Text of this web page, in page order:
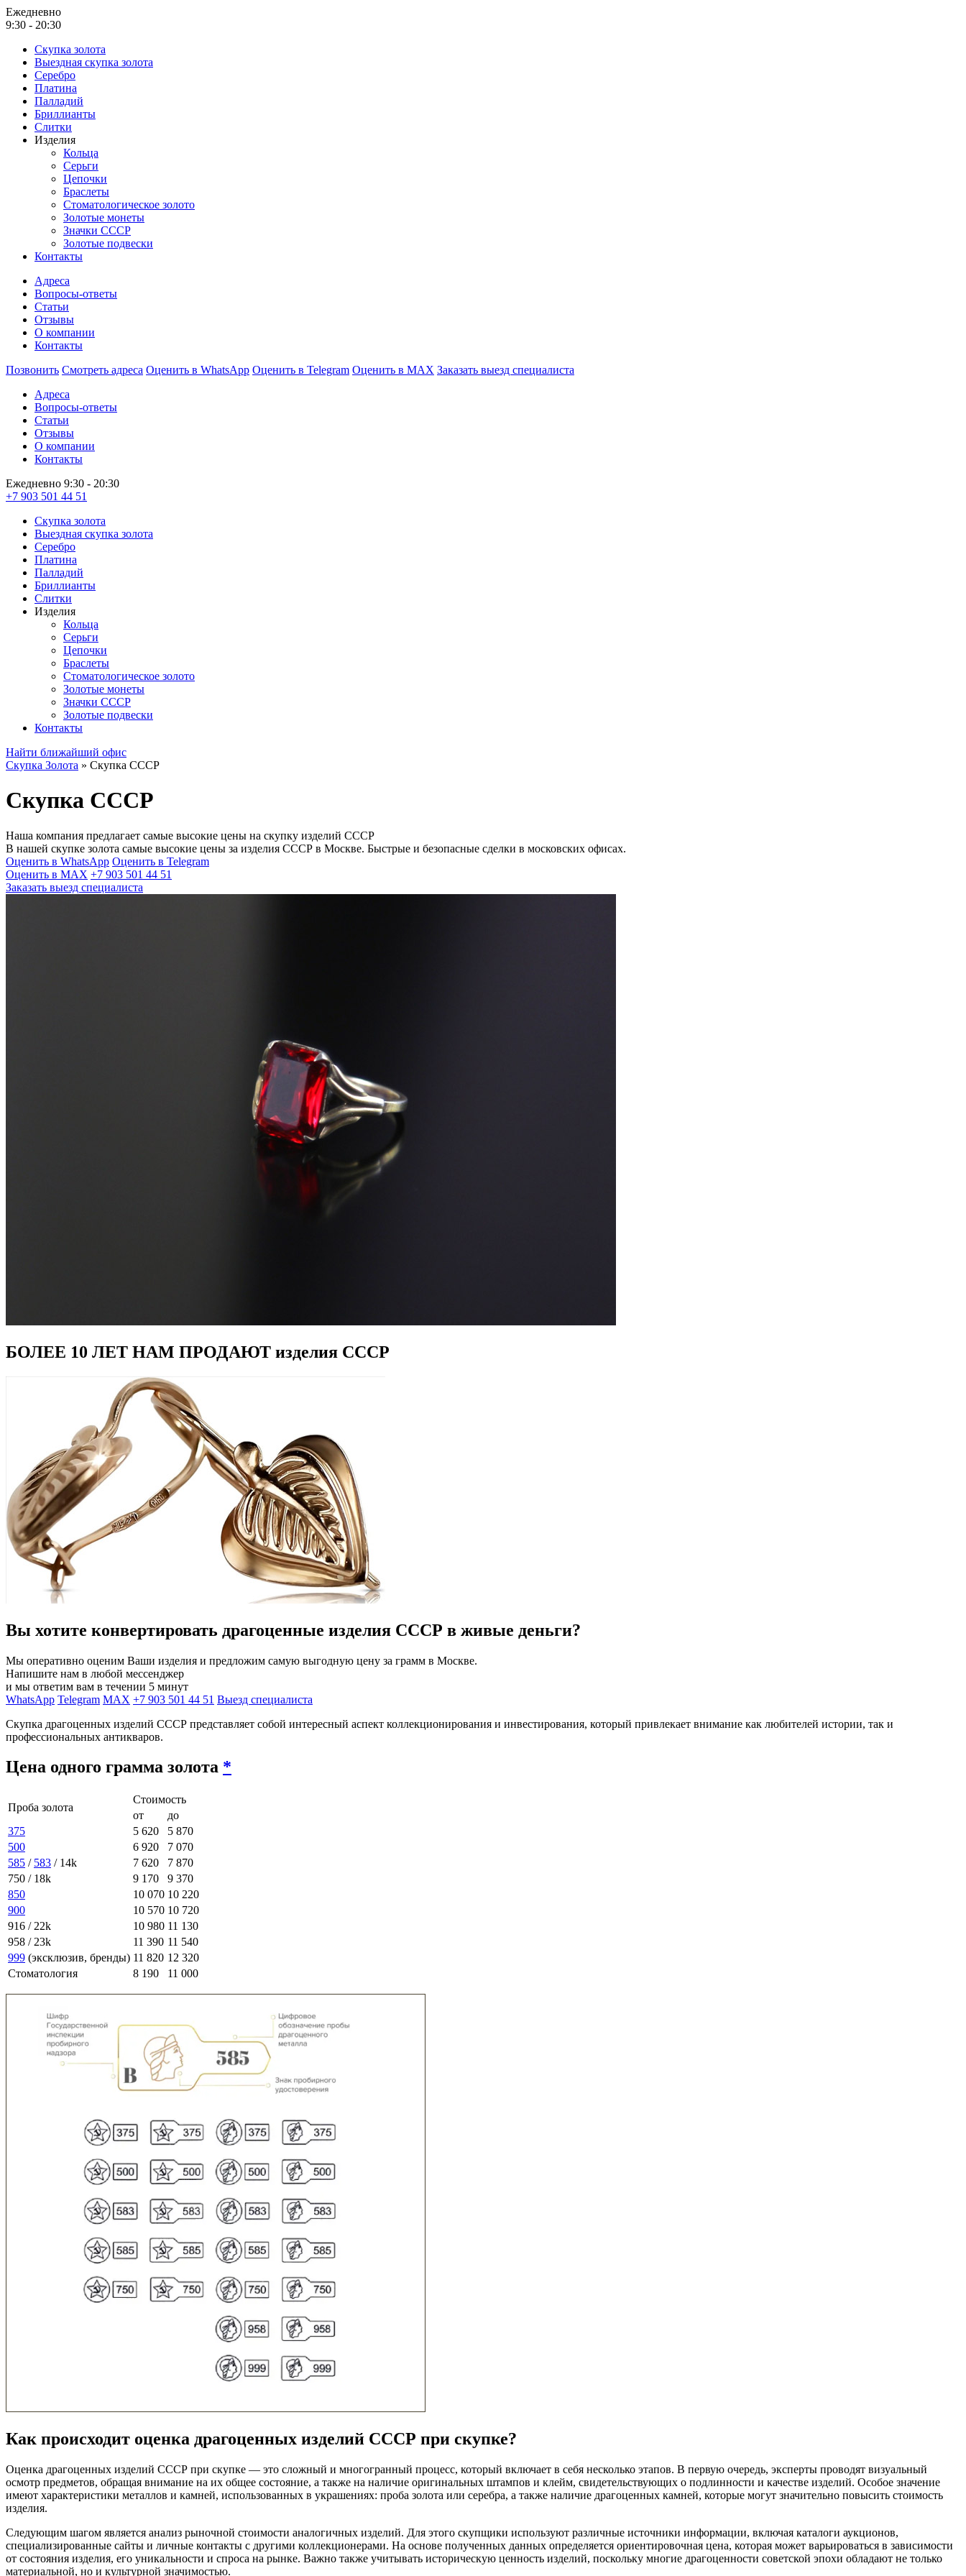
Ежедневно
9:30 - 20:30
Скупка золота
Выездная скупка золота
Серебро
Платина
Палладий
Бриллианты
Слитки
Изделия
Кольца
Серьги
Цепочки
Браслеты
Стоматологическое золото
Золотые монеты
Значки СССР
Золотые подвески
Контакты
Адреса
Вопросы-ответы
Статьи
Отзывы
О компании
Контакты
Позвонить Смотреть адреса Оценить в WhatsApp Оценить в Telegram Оценить в MAX Заказать выезд специалиста
Адреса
Вопросы-ответы
Статьи
Отзывы
О компании
Контакты
Ежедневно 9:30 - 20:30
+7 903 501 44 51
Скупка золота
Выездная скупка золота
Серебро
Платина
Палладий
Бриллианты
Слитки
Изделия
Кольца
Серьги
Цепочки
Браслеты
Стоматологическое золото
Золотые монеты
Значки СССР
Золотые подвески
Контакты
Найти ближайший офис
Скупка Золота » Скупка СССР
Скупка СССР
Наша компания предлагает самые высокие цены на скупку изделий СССР
В нашей скупке золота самые высокие цены за изделия СССР в Москве. Быстрые и безопасные сделки в московских офисах.
Оценить в WhatsApp Оценить в Telegram
Оценить в MAX +7 903 501 44 51
Заказать выезд специалиста
БОЛЕЕ 10 ЛЕТ НАМ ПРОДАЮТ изделия СССР
Вы хотите конвертировать драгоценные изделия СССР в живые деньги?
Мы оперативно оценим Ваши изделия и предложим самую выгодную цену за грамм в Москве.
Напишите нам в любой мессенджер
и мы ответим вам в течении 5 минут
WhatsApp Telegram MAX +7 903 501 44 51 Выезд специалиста
Скупка драгоценных изделий СССР представляет собой интересный аспект коллекционирования и инвестирования, который привлекает внимание как любителей истории, так и
профессиональных антикваров.
Цена одного грамма золота *
Проба золота
Стоимость
от
до
375
5 620
5 870
500
6 920
7 070
585 / 583 / 14k 7 620
7 870
750 / 18k
9 170
9 370
850
10 070 10 220
900
10 570 10 720
916 / 22k
10 980 11 130
958 / 23k
11 390 11 540
999 (эксклюзив, бренды) 11 820 12 320
Стоматология
8 190 11 000
Как происходит оценка драгоценных изделий СССР при скупке?
Оценка драгоценных изделий СССР при скупке — это сложный и многогранный процесс, который включает в себя несколько этапов. В первую очередь, эксперты проводят визуальный
осмотр предметов, обращая внимание на их общее состояние, а также на наличие оригинальных штампов и клейм, свидетельствующих о подлинности и качестве изделий. Особое значение
имеют характеристики металлов и камней, использованных в украшениях: проба золота или серебра, а также наличие драгоценных камней, которые могут значительно повысить стоимость
изделия.
Следующим шагом является анализ рыночной стоимости аналогичных изделий. Для этого скупщики используют различные источники информации, включая каталоги аукционов,
специализированные сайты и личные контакты с другими коллекционерами. На основе полученных данных определяется ориентировочная цена, которая может варьироваться в зависимости
от состояния изделия, его уникальности и спроса на рынке. Важно также учитывать историческую ценность изделий, поскольку многие драгоценности советской эпохи обладают не только
материальной, но и культурной значимостью.